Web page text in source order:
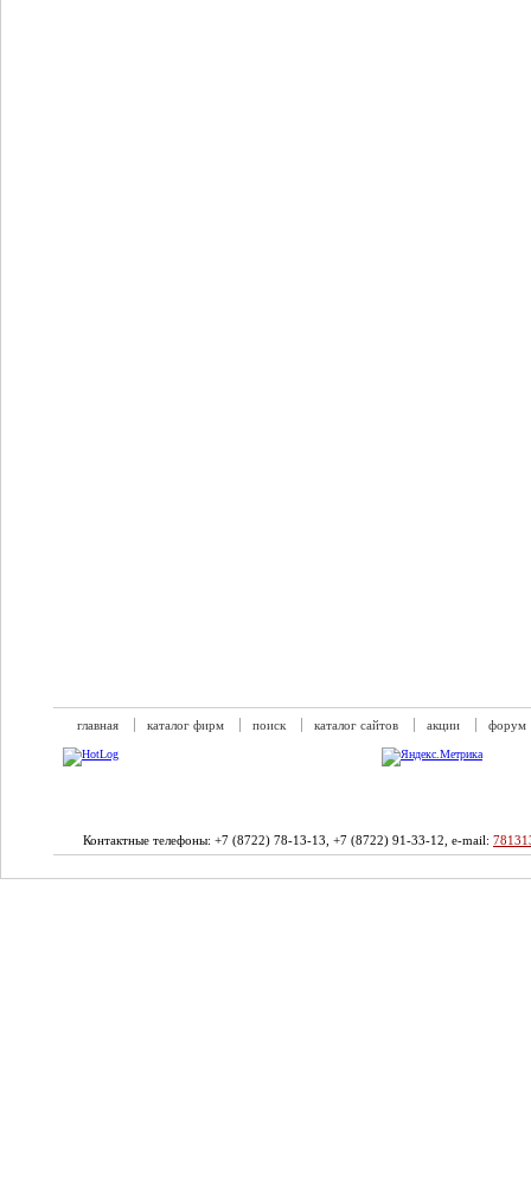
главная каталог фирм поиск каталог сайтов акции форум
Контактные телефоны: +7 (8722) 78-13-13, +7 (8722) 91-33-12, e-mail: